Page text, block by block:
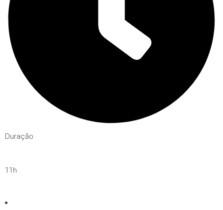
Duração
11h